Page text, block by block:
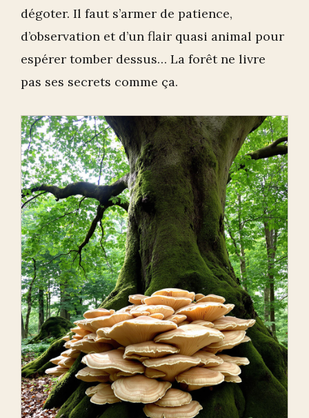
dégoter. Il faut s’armer de patience,
d’observation et d’un flair quasi animal pour
espérer tomber dessus… La forêt ne livre
pas ses secrets comme ça.